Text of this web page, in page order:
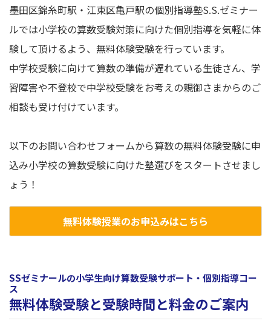
墨田区錦糸町駅・江東区亀戸駅の個別指導塾S.S.ゼミナー
ルでは小学校の算数受験対策に向けた個別指導を気軽に体
験して頂けるよう、無料体験受験を行っています。
中学校受験に向けて算数の準備が遅れている生徒さん、学
習障害や不登校で中学校受験をお考えの親御さまからのご
相談も受け付けています。
以下のお問い合わせフォームから算数の無料体験受験に申
込み小学校の算数受験に向けた塾選びをスタートさせまし
ょう！
無料体験授業のお申込みはこちら
SSゼミナールの小学生向け算数受験サポート・個別指導コー
ス
無料体験受験と受験時間と料金のご案内